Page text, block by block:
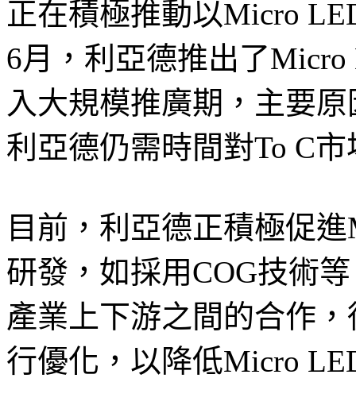
正在積極推動以Micro
6月，利亞德推出了
入大規模推廣期，主要
利亞德仍需時間對To C
目前，利亞德正積極促
研發，如採用COG技術
產業上下游之間的合作
行優化，以降低Micro